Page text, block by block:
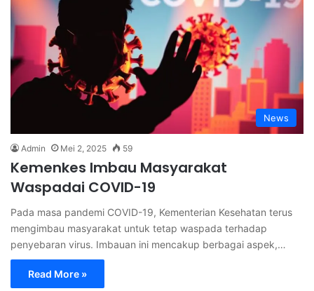
News
Admin Mei 2, 2025 59
Kemenkes Imbau Masyarakat
Waspadai COVID-19
Pada masa pandemi COVID-19, Kementerian Kesehatan terus
mengimbau masyarakat untuk tetap waspada terhadap
penyebaran virus. Imbauan ini mencakup berbagai aspek,…
Read More »